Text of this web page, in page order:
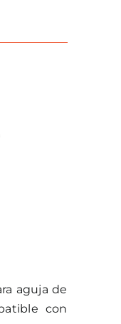
aguja de
con